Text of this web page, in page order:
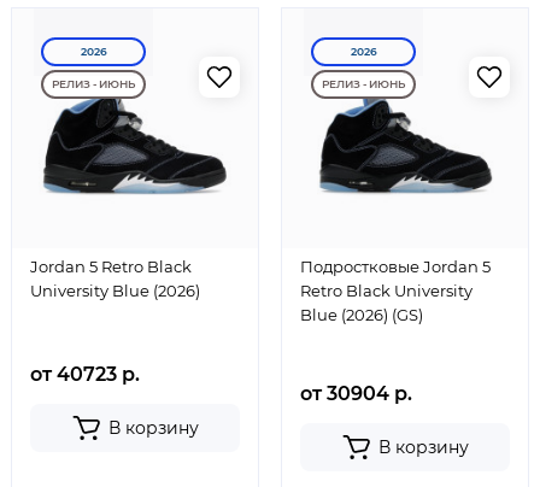
2026
РЕЛИЗ - ИЮНЬ
Jordan 5 Retro Black
University Blue (2026)
от 40723 р.
В корзину
2026
РЕЛИЗ - ИЮНЬ
Подростковые Jordan 5
Retro Black University
Blue (2026) (GS)
от 30904 р.
В корзину